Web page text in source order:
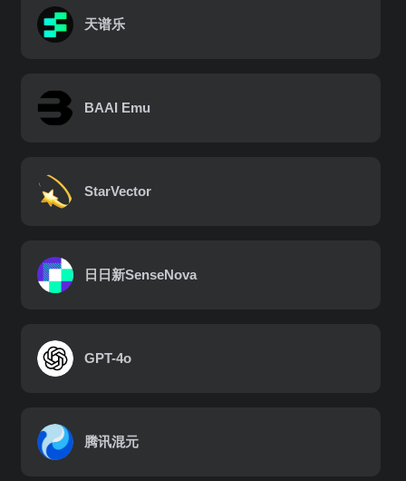
天谱乐
BAAI Emu
StarVector
日日新SenseNova
GPT-4o
腾讯混元